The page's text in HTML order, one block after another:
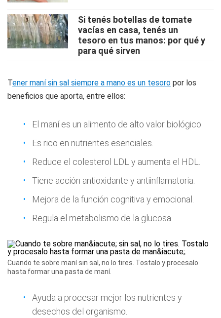
Si tenés botellas de tomate
vacías en casa, tenés un
tesoro en tus manos: por qué y
para qué sirven
Tener maní sin sal siempre a mano es un tesoro por los
beneficios que aporta, entre ellos:
El maní es un alimento de alto valor biológico.
Es rico en nutrientes esenciales.
Reduce el colesterol LDL y aumenta el HDL.
Tiene acción antioxidante y antiinflamatoria.
Mejora de la función cognitiva y emocional.
Regula el metabolismo de la glucosa.
Cuando te sobre maní sin sal, no lo tires. Tostalo y procesalo
hasta formar una pasta de maní.
Ayuda a procesar mejor los nutrientes y
desechos del organismo.